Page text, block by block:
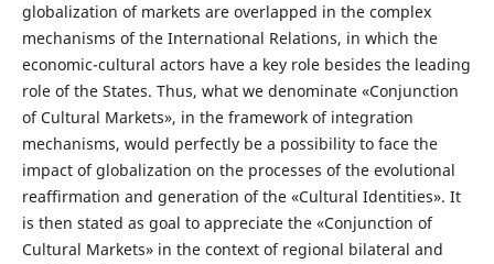
globalization of markets are overlapped in the complex
mechanisms of the International Relations, in which the
economic-cultural actors have a key role besides the leading
role of the States. Thus, what we denominate «Conjunction
of Cultural Markets», in the framework of integration
mechanisms, would perfectly be a possibility to face the
impact of globalization on the processes of the evolutional
reaffirmation and generation of the «Cultural Identities». It
is then stated as goal to appreciate the «Conjunction of
Cultural Markets» in the context of regional bilateral and